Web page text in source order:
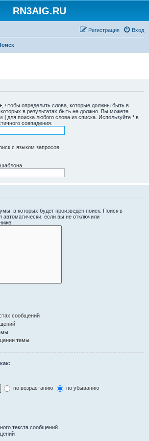
RN3AIG.RU
Вход
Регистрация
, чтобы определить слова, которые должны быть в
в результатах быть не должно. Вы можете
| для поиска любого слова из списка. Используйте * в
совпадения.
с языком запросов
в которых будет произведён поиск. Поиск в
автоматически, если вы не отключили
сообщений
темы
по возрастанию
по убыванию
текста сообщений.